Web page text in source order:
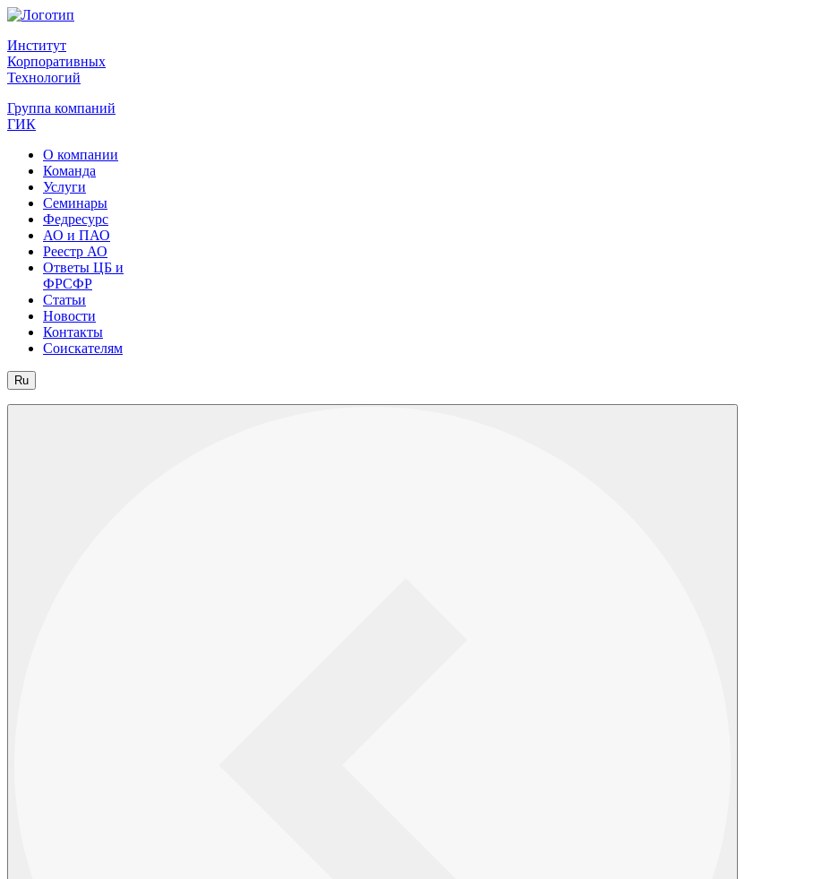
Институт
Корпоративных
Технологий
Группа компаний
ГИК
О компании
Команда
Услуги
Семинары
Федресурс
АО и ПАО
Реестр АО
Ответы ЦБ и
ФРСФР
Статьи
Новости
Контакты
Соискателям
Ru